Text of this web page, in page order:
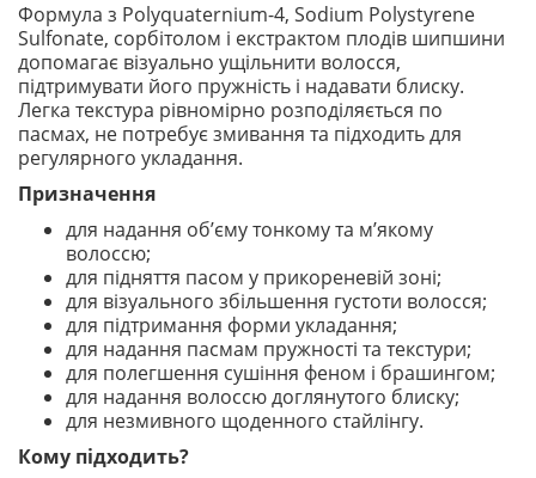
Формула з Polyquaternium-4, Sodium Polystyrene
Sulfonate, сорбітолом і екстрактом плодів шипшини
допомагає візуально ущільнити волосся,
підтримувати його пружність і надавати блиску.
Легка текстура рівномірно розподіляється по
пасмах, не потребує змивання та підходить для
регулярного укладання.
Призначення
для надання об’єму тонкому та м’якому
волоссю;
для підняття пасом у прикореневій зоні;
для візуального збільшення густоти волосся;
для підтримання форми укладання;
для надання пасмам пружності та текстури;
для полегшення сушіння феном і брашингом;
для надання волоссю доглянутого блиску;
для незмивного щоденного стайлінгу.
Кому підходить?